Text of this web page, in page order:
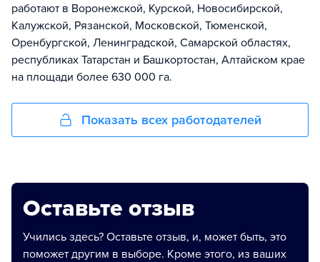
работают в Воронежской, Курской, Новосибирской,
Калужской, Рязанской, Московской, Тюменской,
Оренбургской, Ленинградской, Самарской областях,
республиках Татарстан и Башкортостан, Алтайском крае
на площади более 630 000 га.
Показать всех работодателей
Оставьте отзыв
Учились здесь? Оставьте отзыв, и, может быть, это
поможет другим в выборе. Кроме этого, из ваших